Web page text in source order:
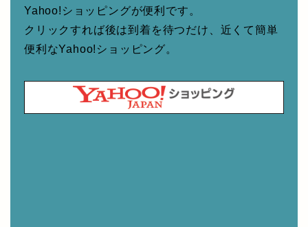
Yahoo!ショッピングが便利です。
クリックすれば後は到着を待つだけ、近くて簡単
便利なYahoo!ショッピング。